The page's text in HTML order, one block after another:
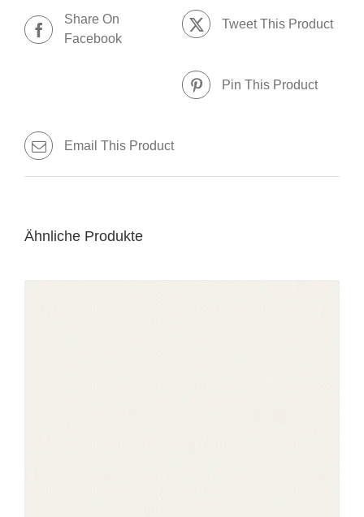
Share On
Facebook
Tweet This Product
Pin This Product
Email This Product
Ähnliche Produkte